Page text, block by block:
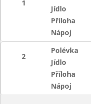
1
Jídlo
Příloha
Nápoj
2
Polévka
Jídlo
Příloha
Nápoj